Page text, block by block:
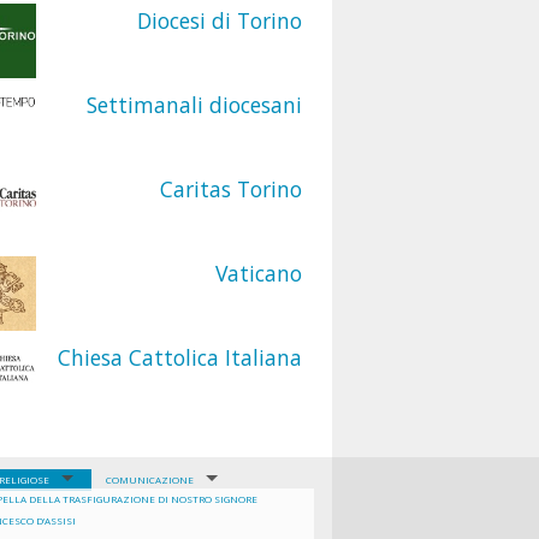
Diocesi di Torino
Settimanali diocesani
Caritas Torino
Vaticano
Chiesa Cattolica Italiana
BIVIO
COMUNICAZIONE
VERBALI CPP
DELLA TRASFIGURAZIONE DI NOSTRO SIGNORE
D’ASSISI